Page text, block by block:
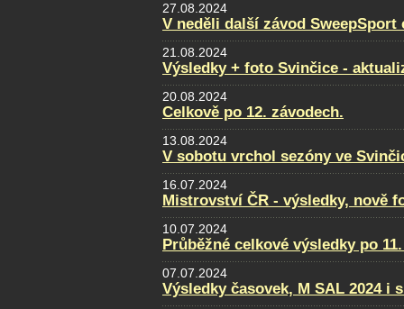
27.08.2024
V neděli další závod SweepSport
21.08.2024
Výsledky + foto Svinčice -
20.08.2024
Celkově po 12. závodech.
13.08.2024
V sobotu vrchol sezóny ve
16.07.2024
Mistrovství ČR - výsledky, nově
10.07.2024
Průběžné celkové výsledky po
07.07.2024
Výsledky časovek, M SAL 2024 i